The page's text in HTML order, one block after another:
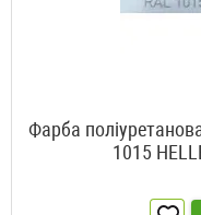
Фарба
1015